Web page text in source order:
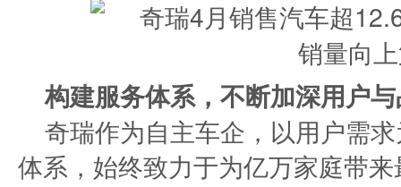
构建服务体系，不断加深用户
奇瑞作为自主车企，以用户需
体系，始终致力于为亿万家庭带